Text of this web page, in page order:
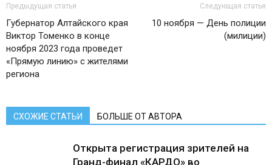
Предыдущая статья
Губернатор Алтайского края
Виктор Томенко в конце
ноября 2023 года проведет
«Прямую линию» с жителями
региона
Следующая статья
10 ноября — День полиции
(милиции)
СХОЖИЕ СТАТЬИ БОЛЬШЕ ОТ АВТОРА
Открыта регистрация зрителей на
Гранд-финал «КАРДО» во